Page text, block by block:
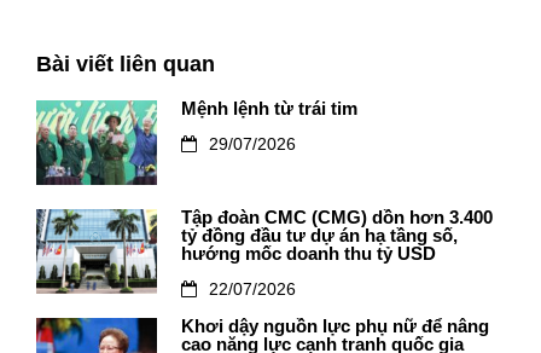
Bài viết liên quan
Mệnh lệnh từ trái tim
29/07/2026
Tập đoàn CMC (CMG) dồn hơn 3.400
tỷ đồng đầu tư dự án hạ tầng số,
hướng mốc doanh thu tỷ USD
22/07/2026
Khơi dậy nguồn lực phụ nữ để nâng
cao năng lực cạnh tranh quốc gia